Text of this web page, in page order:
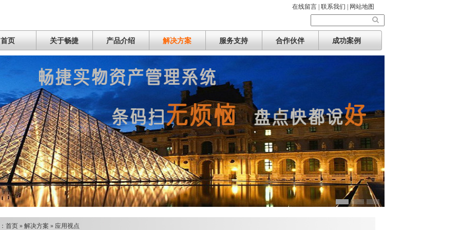
在线留言 | 联系我们 | 网站地图
首页 关于畅捷 产品介绍 解决方案 服务支持 合作伙伴 成功案例
首页 » 解决方案 » 应用视点